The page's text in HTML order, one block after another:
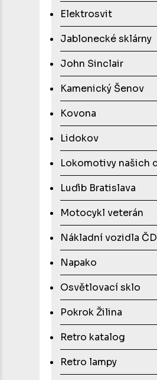
Elektrosvit
Jablonecké sklárny
John Sinclair
Kamenický Šenov
Kovona
Lidokov
Lokomotivy našich
Luďib Bratislava
Motocykl veterán
Nákladní vozidla ČD
Napako
Osvětlovací sklo
Pokrok Žilina
Retro katalog
Retro lampy